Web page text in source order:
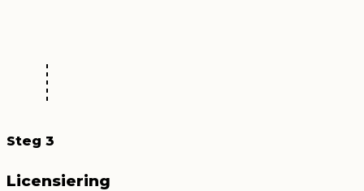
Steg 3
Licensiering